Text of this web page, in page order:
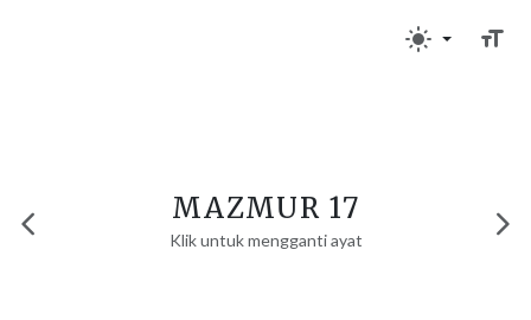
MAZMUR 17
Klik untuk mengganti ayat